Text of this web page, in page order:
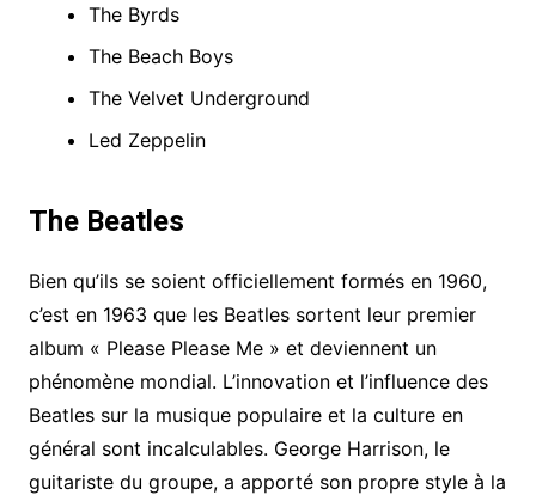
The Byrds
The Beach Boys
The Velvet Underground
Led Zeppelin
The Beatles
Bien qu’ils se soient officiellement formés en 1960,
c’est en 1963 que les Beatles sortent leur premier
album « Please Please Me » et deviennent un
phénomène mondial. L’innovation et l’influence des
Beatles sur la musique populaire et la culture en
général sont incalculables. George Harrison, le
guitariste du groupe, a apporté son propre style à la